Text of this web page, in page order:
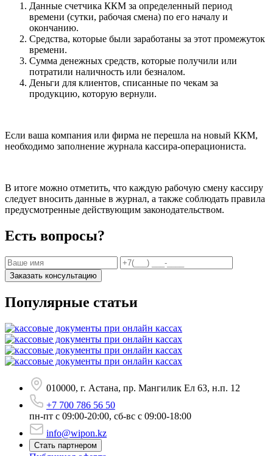
Данные счетчика ККМ за определенный период
времени (сутки, рабочая смена) по его началу и
окончанию.
Средства, которые были заработаны за этот промежуток
времени.
Сумма денежных средств, которые получили или
потратили наличность или безналом.
Деньги для клиентов, списанные по чекам за
продукцию, которую вернули.
Если ваша компания или фирма не перешла на новый ККМ,
необходимо заполнение журнала кассира-операциониста.
В итоге можно отметить, что каждую рабочую смену кассиру
следует вносить данные в журнал, а также соблюдать правила
предусмотренные действующим законодательством.
Есть вопросы?
Заказать консультацию
Популярные статьи
010000, г. Астана, пр. Мангилик Ел 63, н.п. 12
+7 700 786 56 50
пн-пт с 09:00-20:00, сб-вс с 09:00-18:00
info@wipon.kz
Стать партнером